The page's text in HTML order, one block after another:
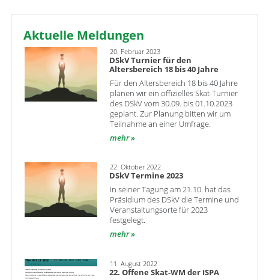
Aktuelle Meldungen
20. Februar 2023
DSkV Turnier für den
Altersbereich 18 bis 40 Jahre
Für den Altersbereich 18 bis 40 Jahre
planen wir ein offizielles Skat-Turnier
des DSkV vom 30.09. bis 01.10.2023
geplant. Zur Planung bitten wir um
Teilnahme an einer Umfrage.
mehr
22. Oktober 2022
DSkV Termine 2023
In seiner Tagung am 21.10. hat das
Präsidium des DSkV die Termine und
Veranstaltungsorte für 2023
festgelegt.
mehr
11. August 2022
22. Offene Skat-WM der ISPA